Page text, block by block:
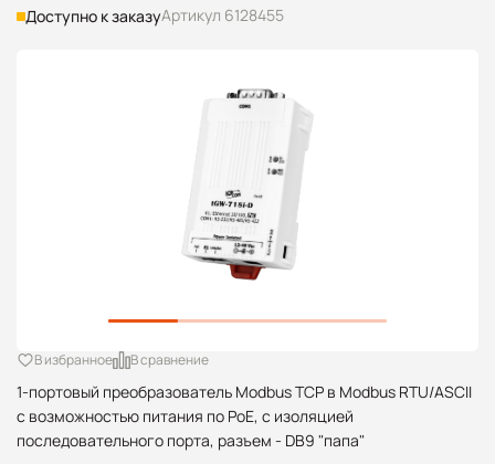
Доступно к заказуАртикул 6128455
1-портовый преобразователь Modbus TCP в Modbus RTU/ASCII
с возможностью питания по PoE, с изоляцией
последовательного порта, разъем - DB9 "папа"
В избранное В сравнение